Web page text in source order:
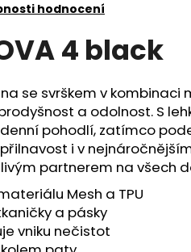
hodnocení
4 black
se svrškem v kombinaci
a odolnost. S
pohodlí, zatímco
i v
partnerem na všech
Mesh a TPU
a pásky
vniku nečistot